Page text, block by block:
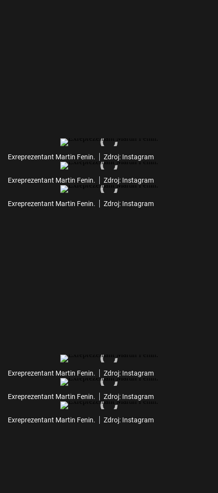
Exreprezentant Martin Fenin. Zdroj: Instagram
Exreprezentant Martin Fenin. Zdroj: Instagram
Exreprezentant Martin Fenin. Zdroj: Instagram
Exreprezentant Martin Fenin. Zdroj: Instagram
Exreprezentant Martin Fenin. Zdroj: Instagram
Exreprezentant Martin Fenin. Zdroj: Instagram